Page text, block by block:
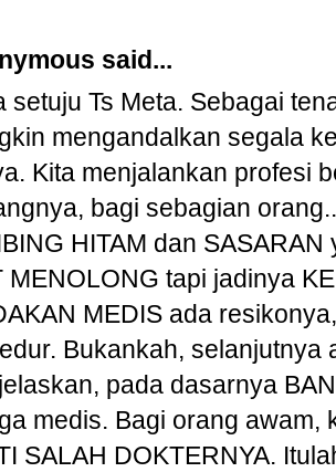
said...
setuju Ts Meta. Sebagai
mengandalkan segala
Kita menjalankan profesi
bagi sebagian
HITAM dan
MENOLONG tapi jadinya
MEDIS ada
Bukankah, selanjutnya
pada dasarnya
medis. Bagi orang awam,
SALAH DOKTERNYA.